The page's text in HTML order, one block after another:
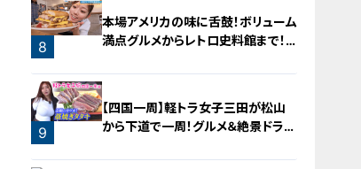
7
8
本場アメリカの味に舌鼓！ボリューム
満点グルメからレトロ史料館まで！
9
【四国一周】軽トラ女子三田が松山
から下道で一周！グルメ＆絶景ドライ